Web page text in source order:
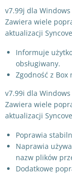
v7.99j dla
Zawiera wiele
aktualizacji
Informuje
obsługiwany.
Zgodność z Box
v7.99i dla Windows
Zawiera wiele
aktualizacji
Poprawia
Naprawia
nazw plików
Dodatkowe